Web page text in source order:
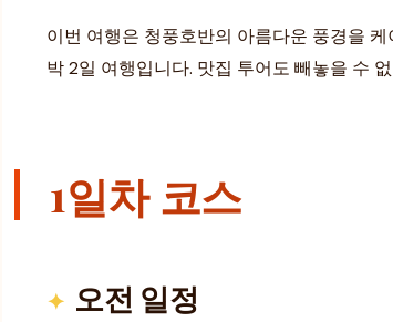
이번 여행은 청풍호반의 아름다운 풍경을
박 2일 여행입니다. 맛집 투어도 빼놓을 수
1일차 코스
오전 일정